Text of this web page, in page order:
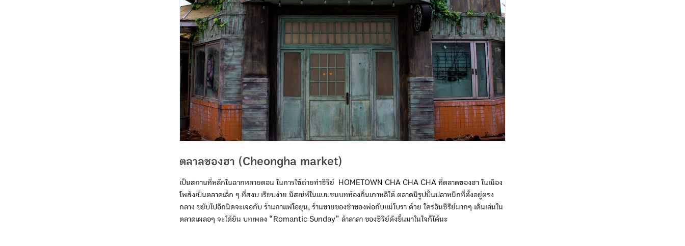
ตลาลชองฮา (Cheongha market)
เป็นสถานที่หลักในฉากหลายตอน ในการใช้ถ่ายทำซีรีย์ HOMETOWN CHA CHA CHA ที่ตลาดชองฮา ในเมือง
โพฮังเป็นตลาดเล็ก ๆ ที่สงบ เรียบง่าย มีสเน่ห์ในแบบชนบทท้องถิ่นเกาหลีใต้ ตลาดมีรูปปั้นปลาหมึกที่ตั้งอยู่ตรง
กลาง ขยับไปอีกนิดจะเจอกับ ร้านกาแฟโอยุน, ร้านขายของชำของพ่อกับแม่โบรา ด้วย ใครอินซีรีย์มากๆ เดินเล่นใน
ตลาดเผลอๆ จะได้ยิน บทเพลง “Romantic Sunday” ล้าลาลา ของซีรีย์ดังขึ้นมาในใจก็ได้นะ